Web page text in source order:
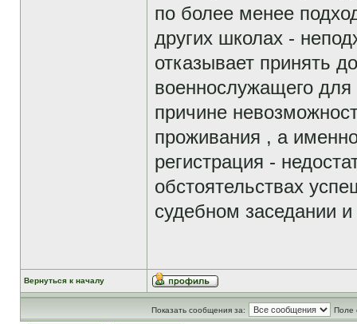
по более менее
других школах -
отказывает принять
военнослужащего
причине
проживания , а
регистрация -
обстоятельствах
судебном заседании
Вернуться к началу
Показать сообщения за: Поле